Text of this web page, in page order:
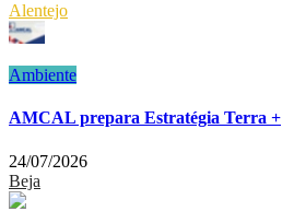
Alentejo
Ambiente
AMCAL prepara Estratégia Terra +
24/07/2026
Beja